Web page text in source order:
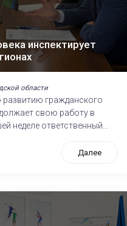
инспектирует
области
гражданского
свою работу в
неделе ответственный...
Далее